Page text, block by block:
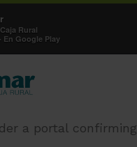
Rural
En Google Play
a portal confirming